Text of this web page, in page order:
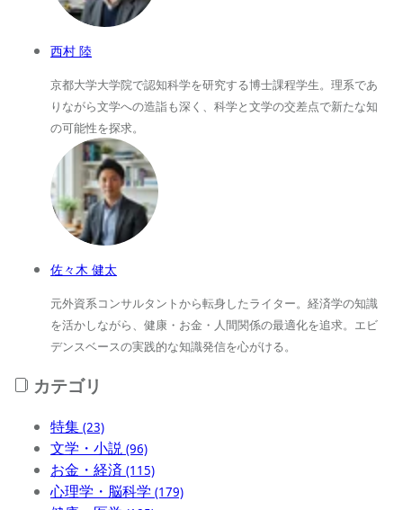
西村 陸
京都大学大学院で認知科学を研究する博士課程学生。理系であ
りながら文学への造詣も深く、科学と文学の交差点で新たな知
の可能性を探求。
佐々木 健太
元外資系コンサルタントから転身したライター。経済学の知識
を活かしながら、健康・お金・人間関係の最適化を追求。エビ
デンスベースの実践的な知識発信を心がける。
カテゴリ
特集 (23)
文学・小説 (96)
お金・経済 (115)
心理学・脳科学 (179)